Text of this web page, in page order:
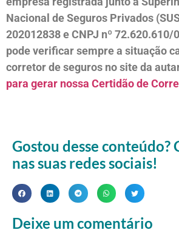
Nacional de Seguros Privados
202012838 e CNPJ nº 72.620.610/
pode verificar sempre a situação
corretor de seguros no site da
para gerar nossa Certidão de
Gostou desse conteúdo?
nas suas redes sociais!
Deixe um comentário